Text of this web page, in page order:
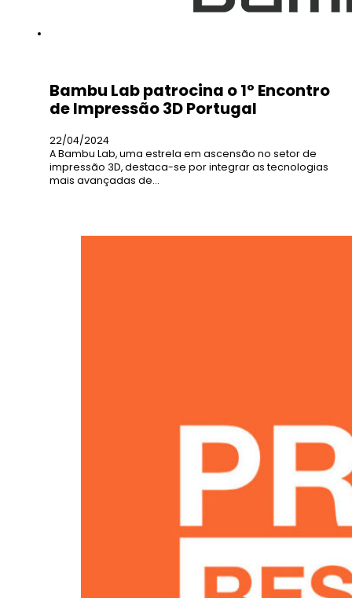
Bambu Lab patrocina o 1º Encontro
de Impressão 3D Portugal
22/04/2024
A Bambu Lab, uma estrela em ascensão no setor de
impressão 3D, destaca-se por integrar as tecnologias
mais avançadas de…